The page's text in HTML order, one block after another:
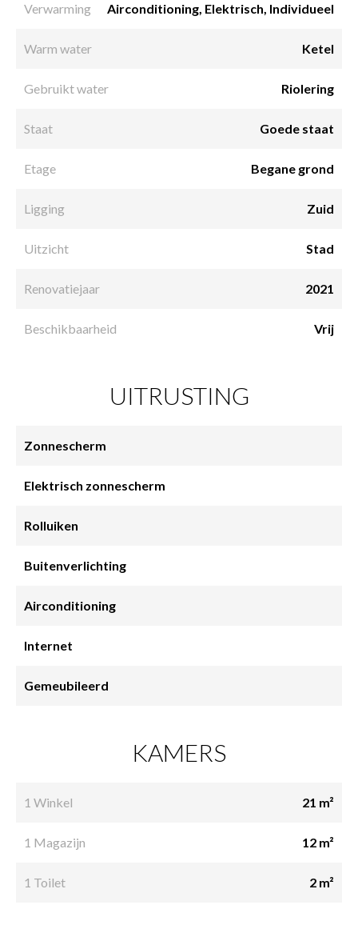
Verwarming Airconditioning, Elektrisch, Individueel
Warm water Ketel
Gebruikt water Riolering
Staat Goede staat
Etage Begane grond
Ligging Zuid
Uitzicht Stad
Renovatiejaar 2021
Beschikbaarheid Vrij
UITRUSTING
Zonnescherm
Elektrisch zonnescherm
Rolluiken
Buitenverlichting
Airconditioning
Internet
Gemeubileerd
KAMERS
1 Winkel 21 m²
1 Magazijn 12 m²
1 Toilet 2 m²